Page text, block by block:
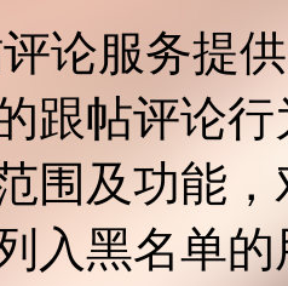
论服务提
跟帖评论
围及功能
入黑名单